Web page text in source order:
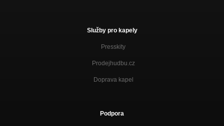
Služby pro kapely
Presskity
Prodejhudbu.cz
Doprava kapel
Podpora